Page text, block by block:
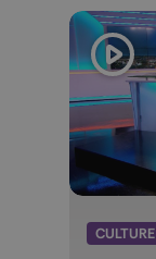
CULTURE